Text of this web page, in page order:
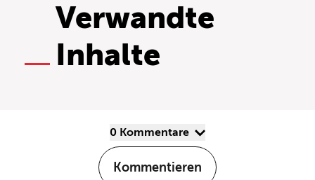
Verwandte
Inhalte
0 Kommentare
Kommentieren